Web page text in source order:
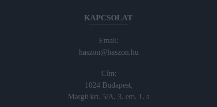
KAPCSOLAT
Email:
haszon@haszon.hu
Cím:
1024 Budapest,
Margit krt. 5/A, 3. em. 1. a